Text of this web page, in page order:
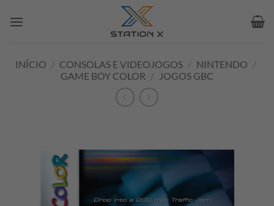
INÍCIO / CONSOLAS E VIDEOJOGOS / NINTENDO /
GAME BOY COLOR / JOGOS GBC